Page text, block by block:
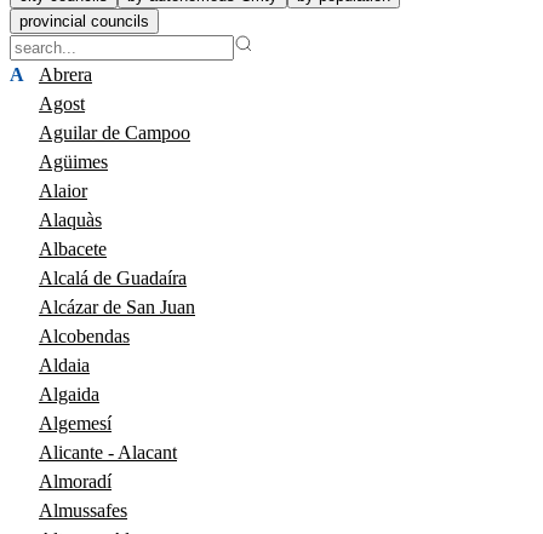
provincial councils
A
Abrera
Agost
Aguilar de Campoo
Agüimes
Alaior
Alaquàs
Albacete
Alcalá de Guadaíra
Alcázar de San Juan
Alcobendas
Aldaia
Algaida
Algemesí
Alicante - Alacant
Almoradí
Almussafes